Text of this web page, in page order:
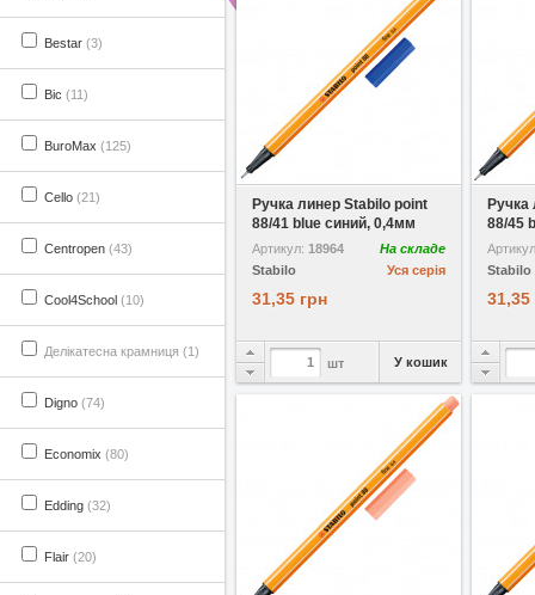
Bestar (3)
Bic (11)
BuroMax (125)
Cello (21)
Centropen (43)
Cool4School (10)
Делікатесна крамниця (1)
Digno (74)
Economix (80)
Edding (32)
Flair (20)
Ручка линер Stabilo point
88/41 blue синий, 0,4мм
Артикул: 18964
На складе
Уся серія
Stabilo
31,35 грн
шт У кошик
Ручка
88/45
Stabilo
31,35